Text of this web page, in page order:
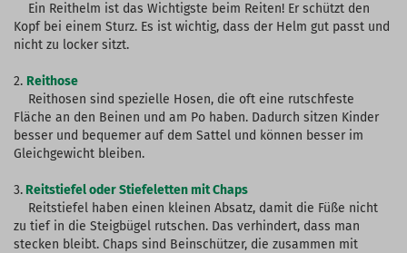
Ein Reithelm ist das Wichtigste beim Reiten! Er schützt den
Kopf bei einem Sturz. Es ist wichtig, dass der Helm gut passt und
nicht zu locker sitzt.
2. Reithose
Reithosen sind spezielle Hosen, die oft eine rutschfeste
Fläche an den Beinen und am Po haben. Dadurch sitzen Kinder
besser und bequemer auf dem Sattel und können besser im
Gleichgewicht bleiben.
3. Reitstiefel oder Stiefeletten mit Chaps
Reitstiefel haben einen kleinen Absatz, damit die Füße nicht
zu tief in die Steigbügel rutschen. Das verhindert, dass man
stecken bleibt. Chaps sind Beinschützer, die zusammen mit